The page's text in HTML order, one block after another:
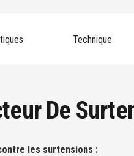
Technique
De
les surtensions :